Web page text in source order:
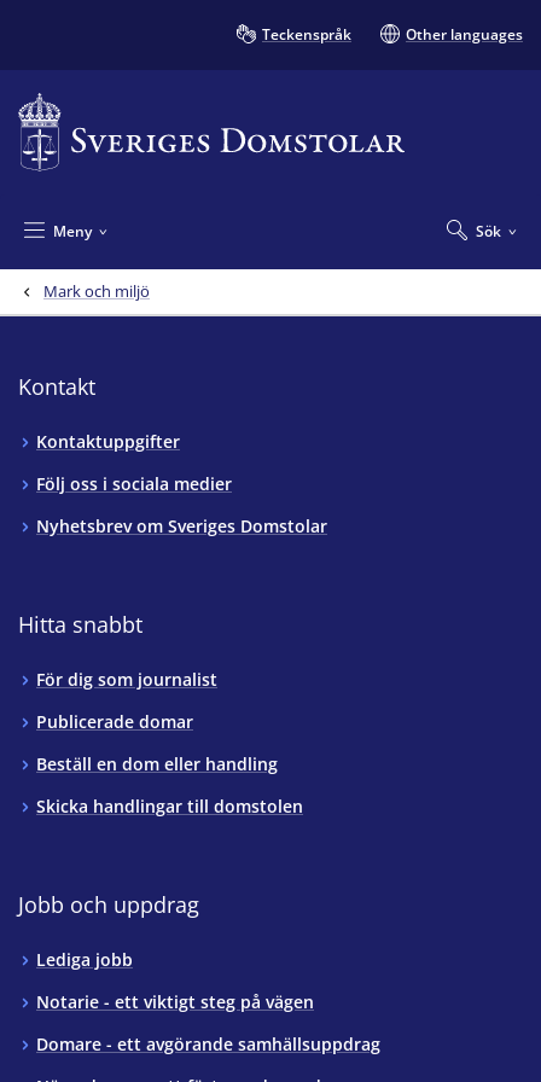
Teckenspråk Other languages
Sök
Meny
Mark och miljö
Kontakt
Kontaktuppgifter
Följ oss i sociala medier
Nyhetsbrev om Sveriges Domstolar
Hitta snabbt
För dig som journalist
Publicerade domar
Beställ en dom eller handling
Skicka handlingar till domstolen
Jobb och uppdrag
Lediga jobb
Notarie - ett viktigt steg på vägen
Domare - ett avgörande samhällsuppdrag